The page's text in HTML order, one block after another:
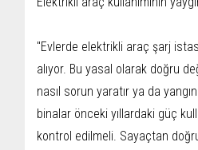
"Evlerde elektrikli araç şarj
alıyor. Bu yasal olarak doğru
nasıl sorun yaratır ya da
binalar önceki yıllardaki güç
kontrol edilmeli. Sayaçtan